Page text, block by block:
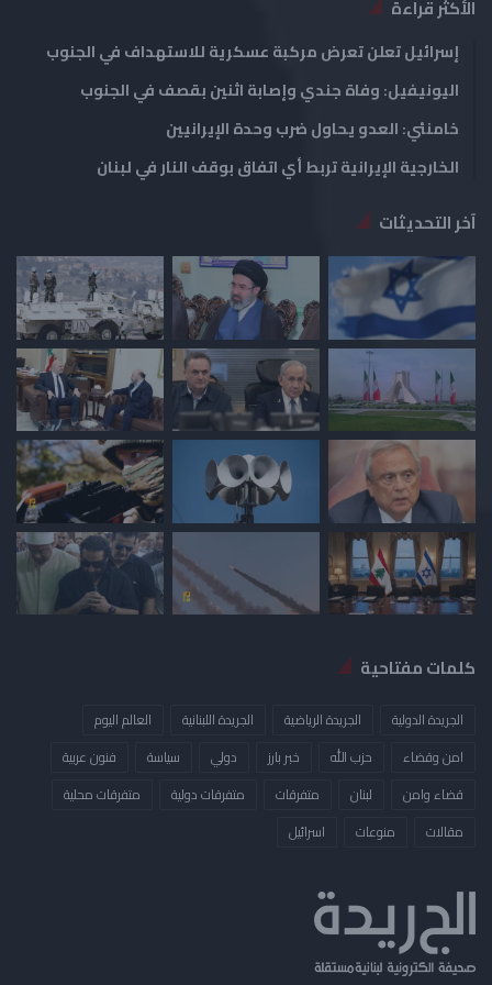
الأكثر قراءة
إسرائيل تعلن تعرض مركبة عسكرية للاستهداف في الجنوب
اليونيفيل: وفاة جندي وإصابة اثنين بقصف في الجنوب
خامنئي: العدو يحاول ضرب وحدة الإيرانيين
الخارجية الإيرانية تربط أي اتفاق بوقف النار في لبنان
آخر التحديثات
كلمات مفتاحية
الجريدة الدولية الجريدة الرياضية الجريدة اللبنانية
العالم اليوم
امن وقضاء
حزب الله خبر بارز دولي سياسة
فنون عربية
قضاء وامن
لبنان متفرقات متفرقات دولية
متفرقات محلية
مقالات
منوعات ​اسرائيل